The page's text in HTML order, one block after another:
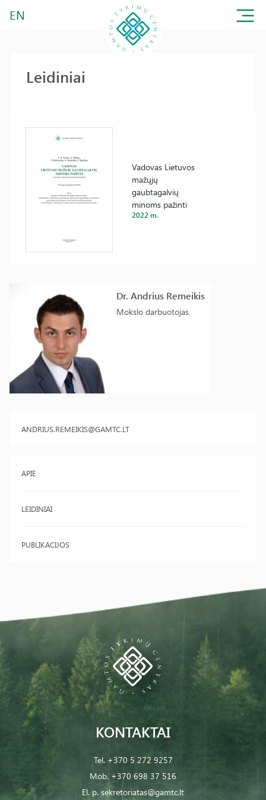
EN
Dr. Andrius Remeikis
Mokslo darbuotojas
ANDRIUS.REMEIKIS@GAMTC.LT
APIE
LEIDINIAI
PUBLIKACIJOS
Leidiniai
Vadovas Lietuvos
mažųjų
gaubtagalvių
minoms pažinti
2022 m.
KONTAKTAI
Tel. +370 5 272 9257
Mob. +370 698 37 516
El. p. sekretoriatas@gamtc.lt